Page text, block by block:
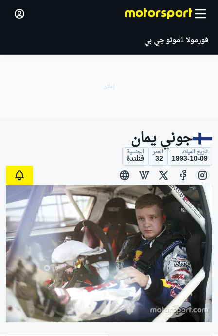
فورمولا 1 موتو جي بي
جوني يمان
تاريخ الميلاد
1993-10-09
العمر
32
الجنسية
فنلندة